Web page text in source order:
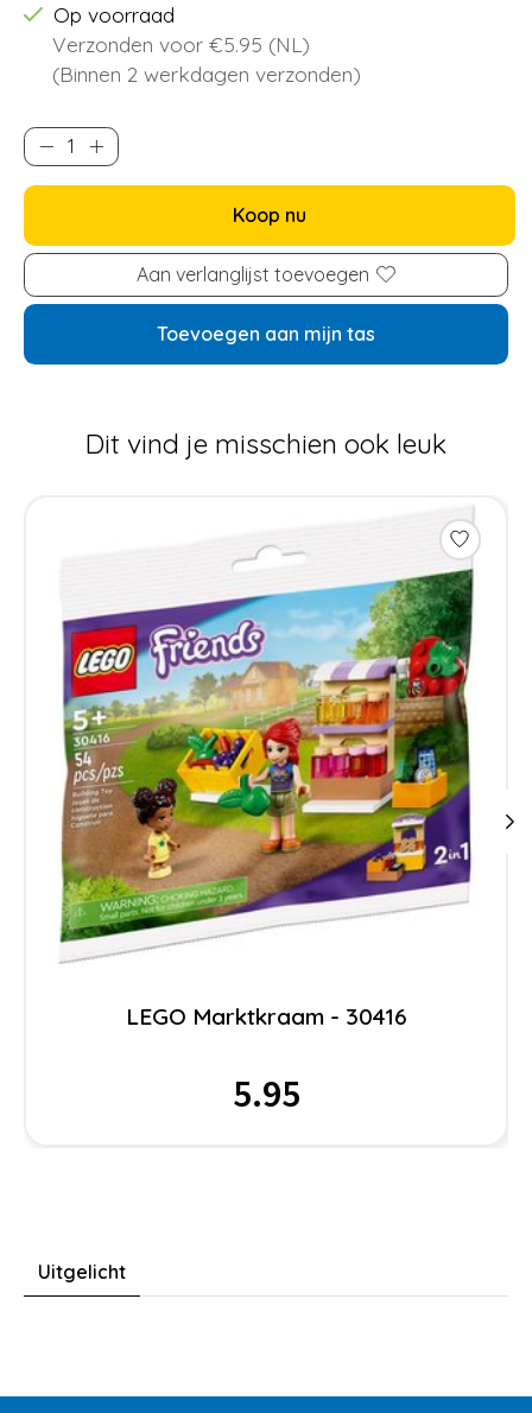
Op voorraad
Verzonden voor €5.95 (NL)
(Binnen 2 werkdagen verzonden)
Koop nu
Aan verlanglijst toevoegen
Toevoegen aan mijn tas
Dit vind je misschien ook leuk
LEGO Marktkraam - 30416
5.95
Uitgelicht